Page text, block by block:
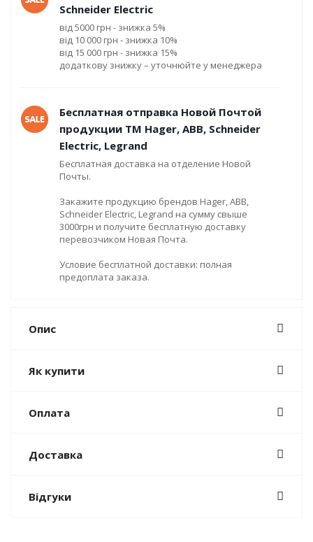
Schneider Electric
від 5000 грн - знижка 5%
від 10 000 грн - знижка 10%
від 15 000 грн - знижка 15%
додаткову знижку – уточнюйте у менеджера
Бесплатная отправка Новой Почтой
продукции ТМ Hager, ABB, Schneider
Electric, Legrand
Бесплатная доставка на отделение Новой
Почты.
Закажите продукцию брендов Hager, ABB,
Schneider Electric, Legrand на сумму свыше
3000грн и получите бесплатную доставку
перевозчиком Новая Почта.
Условие бесплатной доставки: полная
предоплата заказа.
Опис
Як купити
Оплата
Доставка
Відгуки